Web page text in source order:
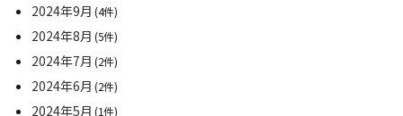
2024年9月 (4件)
2024年8月 (5件)
2024年7月 (2件)
2024年6月 (2件)
2024年5月 (1件)